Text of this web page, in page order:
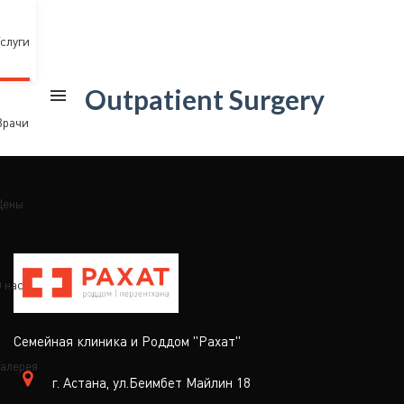
нас
Outpatient Surgery
Семейная клиника и Роддом "Рахат"
г. Астана, ул.Беимбет Майлин 18